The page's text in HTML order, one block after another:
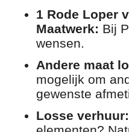
1 Rode Loper
Maatwerk: Bij
wensen.
Andere maat
mogelijk om
gewenste
Losse verhuur: